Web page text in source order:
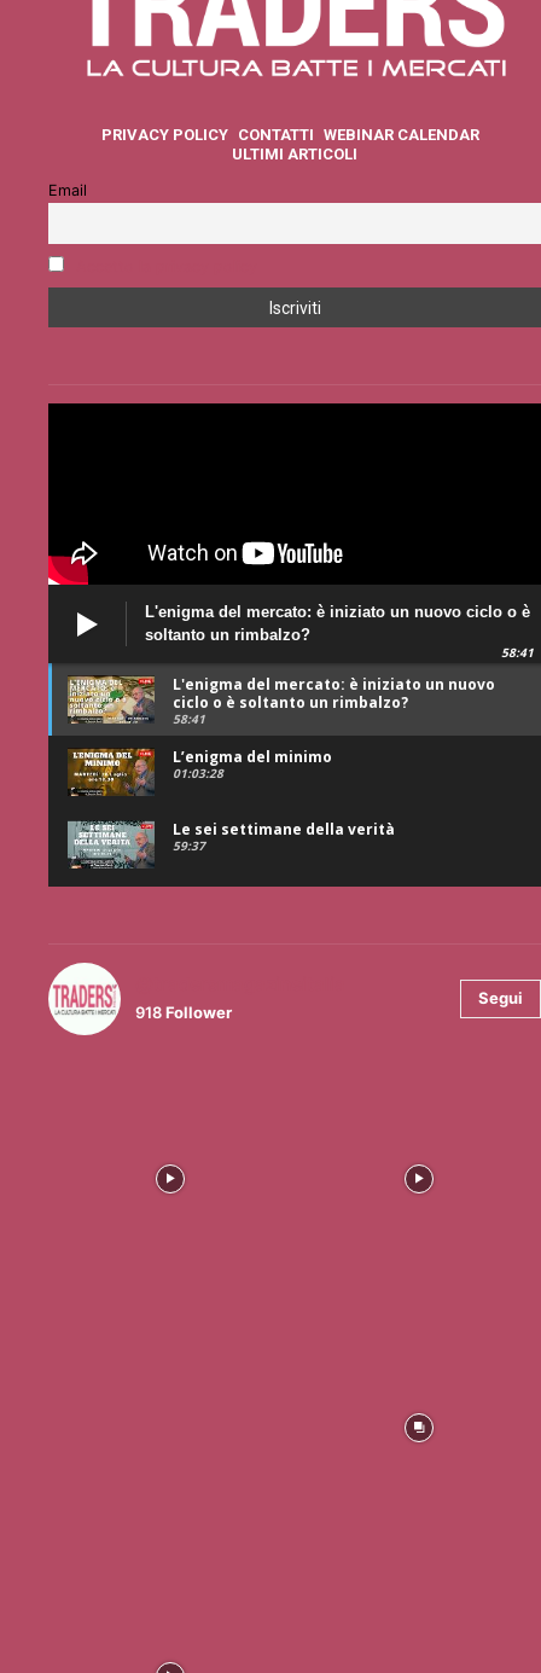
PRIVACY POLICY CONTATTI WEBINAR CALENDAR
ULTIMI ARTICOLI
Email
L'enigma del mercato: è iniziato un nuovo ciclo o è
soltanto un rimbalzo?
58:41
L'enigma del mercato: è iniziato un nuovo
ciclo o è soltanto un rimbalzo?
58:41
L’enigma del minimo
01:03:28
Le sei settimane della verità
59:37
918Follower
Segui